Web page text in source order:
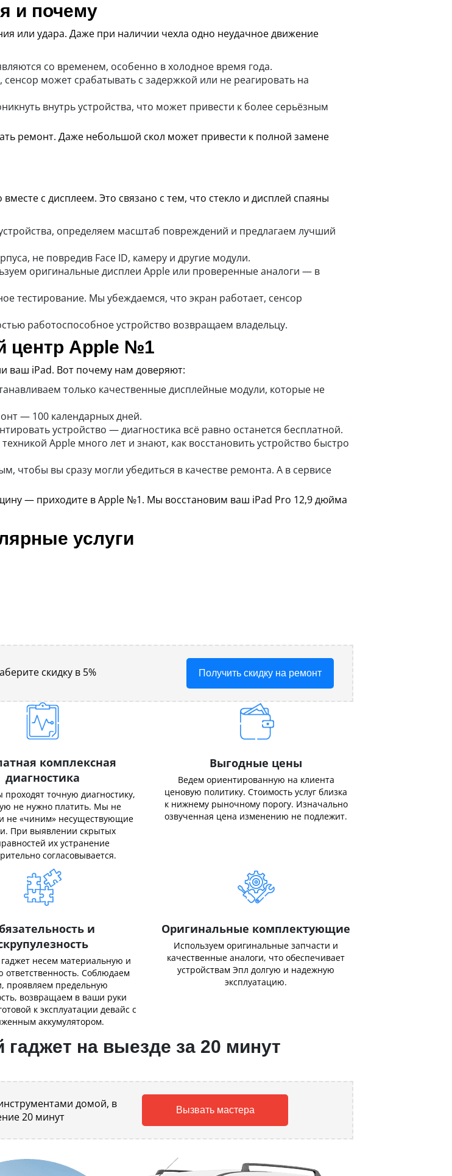
и почему
или удара. Даже при наличии чехла одно неудачное движение
со временем, особенно в холодное время года.
может срабатывать с задержкой или не реагировать на
внутрь устройства, что может привести к более серьёзным
ремонт. Даже небольшой скол может привести к полной замене
с дисплеем. Это связано с тем, что стекло и дисплей спаяны
определяем масштаб повреждений и предлагаем лучший
не повредив Face ID, камеру и другие модули.
оригинальные дисплеи Apple или проверенные аналоги — в
тестирование. Мы убеждаемся, что экран работает, сенсор
работоспособное устройство возвращаем владельцу.
центр Apple №1
ваш iPad. Вот почему нам доверяют:
только качественные дисплейные модули, которые не
— 100 календарных дней.
устройство — диагностика всё равно останется бесплатной.
Apple много лет и знают, как восстановить устройство быстро
чтобы вы сразу могли убедиться в качестве ремонта. А в сервисе
— приходите в Apple №1. Мы восстановим ваш iPad Pro 12,9 дюйма
услуги
скидку в 5% Получить скидку на ремонт
комплексная
диагностика
проходят точную диагностику,
не нужно платить. Мы не
не «чиним» несуществующие
При выявлении скрытых
их устранение
согласовывается.
Выгодные цены
Ведем ориентированную на клиента
ценовую политику. Стоимость услуг близка
к нижнему рыночному порогу. Изначально
озвученная цена изменению не подлежит.
и
несем материальную и
ответственность. Соблюдаем
проявляем предельную
возвращаем в ваши руки
к эксплуатации девайс с
аккумулятором.
Оригинальные комплектующие
Используем оригинальные запчасти и
качественные аналоги, что обеспечивает
устройствам Эпл долгую и надежную
эксплуатацию.
на выезде за 20 минут
домой, в
20 минут
Вызвать мастера